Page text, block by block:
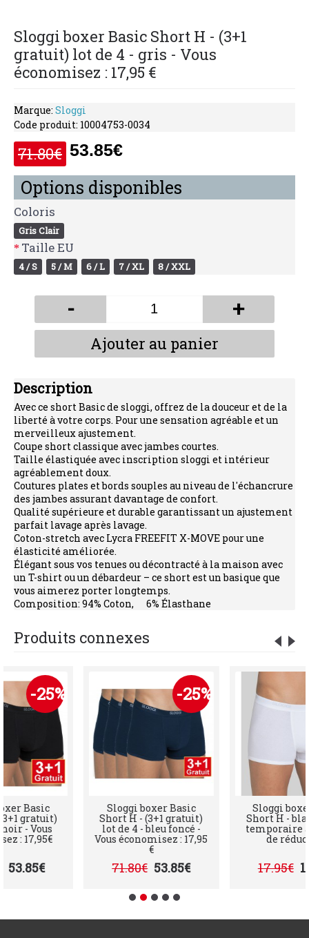
Sloggi boxer Basic Short H - (3+1
gratuit) lot de 4 - gris - Vous
économisez : 17,95 €
Marque: Sloggi
Code produit: 10004753-0034
71.80€ 53.85€
Options disponibles
Coloris
Gris Clair
Taille EU
4 / S 5 / M 6 / L 7 / XL 8 / XXL
- +
Ajouter au panier
Description
Avec ce short Basic de sloggi, offrez de la douceur et de la
liberté à votre corps. Pour une sensation agréable et un
merveilleux ajustement.
Coupe short classique avec jambes courtes.
Taille élastiquée avec inscription sloggi et intérieur
agréablement doux.
Coutures plates et bords souples au niveau de l'échancrure
des jambes assurant davantage de confort.
Qualité supérieure et durable garantissant un ajustement
parfait lavage après lavage.
Coton-stretch avec Lycra FREEFIT X-MOVE pour une
élasticité améliorée.
Élégant sous vos tenues ou décontracté à la maison avec
un T-shirt ou un débardeur – ce short est un basique que
vous aimerez porter longtemps.
Composition: 94% Coton,
6% Élasthane
Produits connexes
-25%
Basic
gratuit)
- Vous
17,95€
-25%
Sloggi boxer Basic
Short H - (3+1 gratuit)
lot de 4 - bleu foncé -
Vous économisez : 17,95
71.80€ 53.85€
Sloggi boxer
Short H -
temporaire
de
17.95€